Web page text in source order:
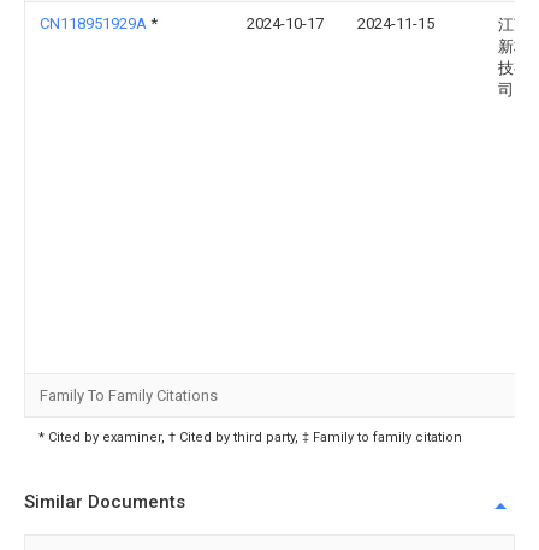
CN118951929A * 2024-10-17 2024-11-15
江苏
新材
技有
司
Family To Family Citations
* Cited by examiner, † Cited by third party, ‡ Family to family citation
Similar Documents